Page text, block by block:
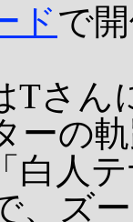
ドで
さん
ーの
白人
、ズ